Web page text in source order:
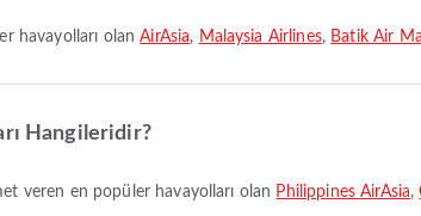
havayolları olanAirAsia, Malaysia Airlines, Batik Air
Hangileridir?
veren en popüler havayolları olan Philippines AirAsia,